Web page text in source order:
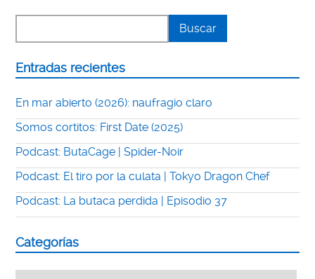
Entradas recientes
En mar abierto (2026): naufragio claro
Somos cortitos: First Date (2025)
Podcast: ButaCage | Spider-Noir
Podcast: El tiro por la culata | Tokyo Dragon Chef
Podcast: La butaca perdida | Episodio 37
Categorías